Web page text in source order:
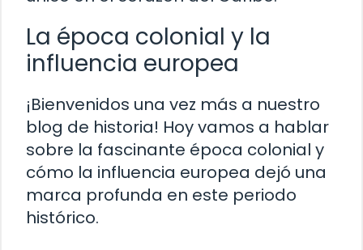
La época colonial y la
influencia europea
¡Bienvenidos una vez más a nuestro
blog de historia! Hoy vamos a hablar
sobre la fascinante época colonial y
cómo la influencia europea dejó una
marca profunda en este periodo
histórico.